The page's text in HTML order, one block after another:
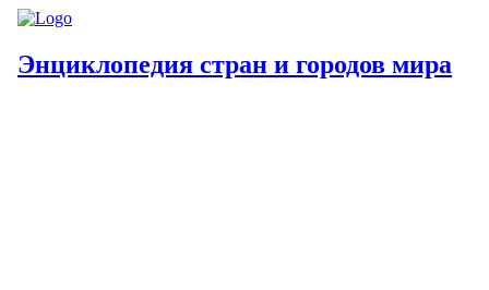
Энциклопедия стран и городов мира